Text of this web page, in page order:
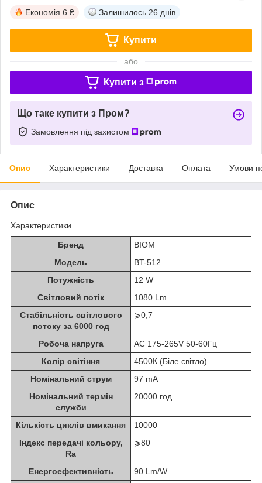
Економія 6 ₴ Залишилось 26 днів
Купити
або
Купити з
Що таке купити з Пром?
Замовлення під захистом
Опис Характеристики Доставка Оплата Умови
Опис
Характеристики
Бренд
BIOM
Модель
BT-512
Потужність
12 W
Світловий потік
1080 Lm
Стабільність світлового
потоку за 6000 год
⩾0,7
Робоча напруга
AC 175-265V 50-60Гц
Колір світіння
4500К (Біле світло)
Номінальний струм
97 mA
Номінальний термін
служби
20000 год
Кількість циклів вмикання
10000
Індекс передачі кольору,
Ra
⩾80
Енергоефективність
90 Lm/W